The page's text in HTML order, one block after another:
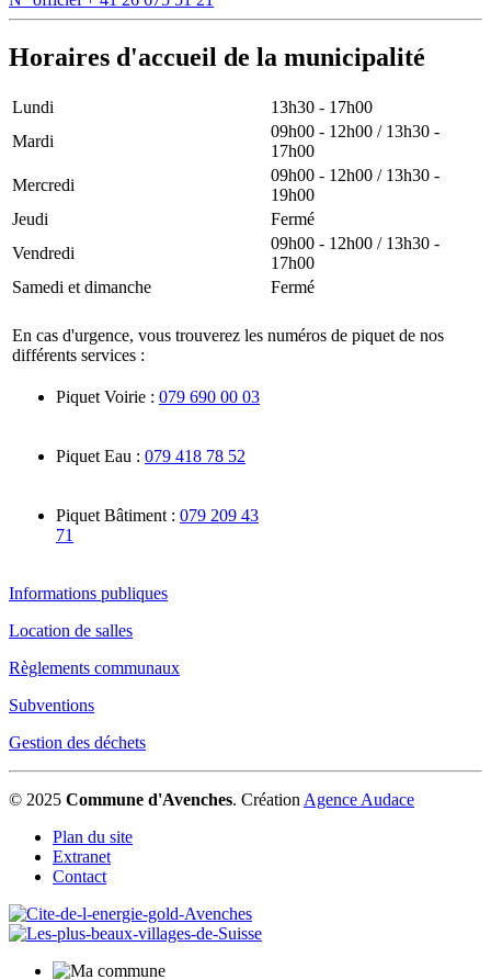
Horaires d'accueil de la municipalité
Lundi
13h30 - 17h00
Mardi
09h00 - 12h00 / 13h30 -
17h00
Mercredi
09h00 - 12h00 / 13h30 -
19h00
Jeudi
Fermé
Vendredi
09h00 - 12h00 / 13h30 -
17h00
Samedi et dimanche
Fermé
En cas d'urgence, vous trouverez les numéros de piquet de nos
différents services :
Piquet Voirie : 079 690 00 03
Piquet Eau : 079 418 78 52
Piquet Bâtiment : 079 209 43
71
Informations publiques
Location de salles
Règlements communaux
Subventions
Gestion des déchets
© 2025 Commune d'Avenches. Création Agence Audace
Plan du site
Extranet
Contact